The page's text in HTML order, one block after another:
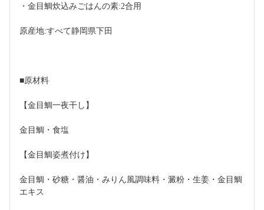
・金目鯛炊込みごはんの素:2合用
原産地:すべて静岡県下田
■原材料
【金目鯛一夜干し】
金目鯛・食塩
【金目鯛姿煮付け】
金目鯛・砂糖・醤油・みりん風調味料・澱粉・生姜・金目鯛
エキス